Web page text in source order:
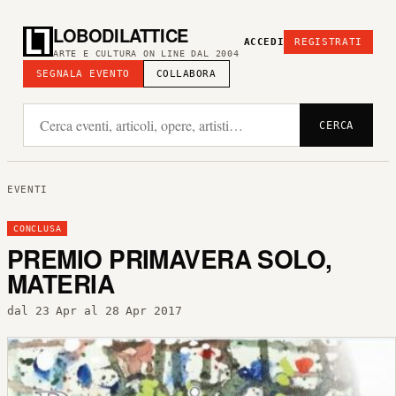
LOBODILATTICE
ARTE E CULTURA ON LINE DAL 2004
SEGNALA EVENTO COLLABORA
ACCEDI REGISTRATI
CERCA
EVENTI
CONCLUSA
PREMIO PRIMAVERA SOLO,
MATERIA
dal 23 Apr al 28 Apr 2017